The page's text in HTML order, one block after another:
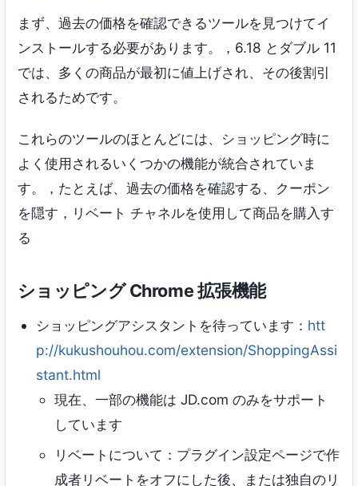
まず、過去の価格を確認できるツールを見つけてイ
ンストールする必要があります。，6.18 とダブル 11
では、多くの商品が最初に値上げされ、その後割引
されるためです。
これらのツールのほとんどには、ショッピング時に
よく使用されるいくつかの機能が統合されていま
す。，たとえば、過去の価格を確認する、クーポン
を隠す，リベート チャネルを使用して商品を購入す
る
ショッピング Chrome 拡張機能
ショッピングアシスタントを待っています： htt
p://kukushouhou.com/extension/ShoppingAssi
stant.html
現在、一部の機能は JD.com のみをサポート
しています
リベートについて：プラグイン設定ページで作
成者リベートをオフにした後、または独自のリ